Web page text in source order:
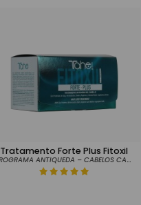
Tratamento Forte Plus Fitoxil
PROGRAMA ANTIQUEDA – CABELOS CASTIGADOS